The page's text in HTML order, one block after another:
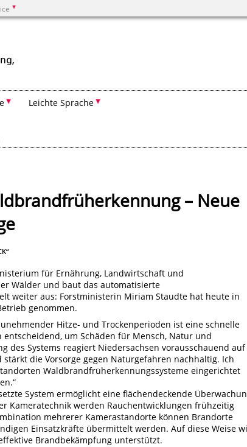
Leichte Sprache
– Neue
für Ernährung, Landwirtschaft und
Wälder und baut das automatisierte
weiter aus: Forstministerin Miriam Staudte hat heute in
genommen.
Hitze- und Trockenperioden ist eine schnelle
um Schäden für Mensch, Natur und
des Systems reagiert Niedersachsen vorausschauend auf
die Vorsorge gegen Naturgefahren nachhaltig. Ich
Waldbrandfrüherkennungssysteme eingerichtet
System ermöglicht eine flächendeckende
Kameratechnik werden Rauchentwicklungen frühzeitig
mehrerer Kamerastandorte können Brandorte
Einsatzkräfte übermittelt werden. Auf diese Weise
Brandbekämpfung unterstützt.